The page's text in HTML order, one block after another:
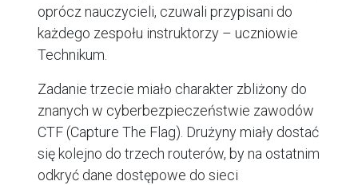
oprócz nauczycieli, czuwali przypisani do
każdego zespołu instruktorzy – uczniowie
Technikum.
Zadanie trzecie miało charakter zbliżony do
znanych w cyberbezpieczeństwie zawodów
CTF (Capture The Flag). Drużyny miały dostać
się kolejno do trzech routerów, by na ostatnim
odkryć dane dostępowe do sieci